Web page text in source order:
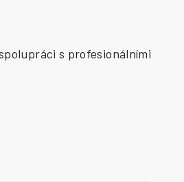
s profesionálními